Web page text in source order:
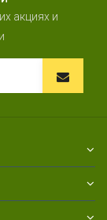
акциях и